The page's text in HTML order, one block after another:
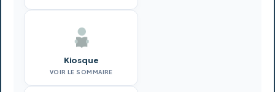
Kiosque
VOIR LE SOMMAIRE